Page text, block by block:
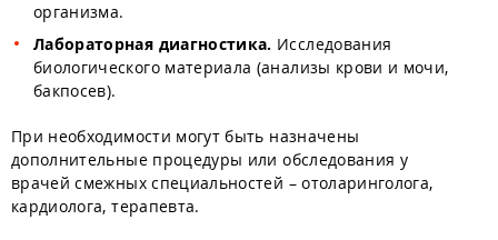
организма.
Лабораторная диагностика. Исследования
биологического материала (анализы крови и мочи,
бакпосев).
При необходимости могут быть назначены
дополнительные процедуры или обследования у
врачей смежных специальностей – отоларинголога,
кардиолога, терапевта.